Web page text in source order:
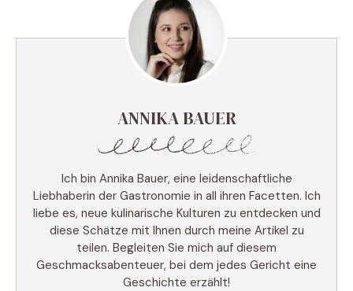
ANNIKA BAUER
Ich bin Annika Bauer, eine leidenschaftliche
Liebhaberin der Gastronomie in all ihren Facetten. Ich
liebe es, neue kulinarische Kulturen zu entdecken und
diese Schätze mit Ihnen durch meine Artikel zu
teilen. Begleiten Sie mich auf diesem
Geschmacksabenteuer, bei dem jedes Gericht eine
Geschichte erzählt!